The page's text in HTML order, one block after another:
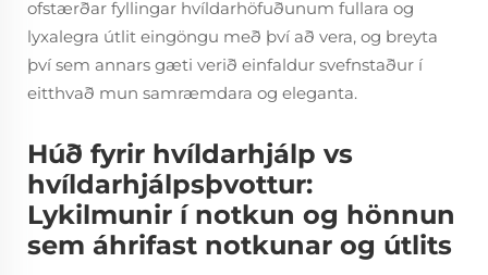
ofstærðar fyllingar hvíldarhöfuðunum fullara og
lyxalegra útlit eingöngu með því að vera, og breyta
því sem annars gæti verið einfaldur svefnstaður í
eitthvað mun samræmdara og eleganta.
Húð fyrir hvíldarhjálp vs
hvíldarhjálpsþvottur:
Lykilmunir í notkun og hönnun
sem áhrifast notkunar og útlits